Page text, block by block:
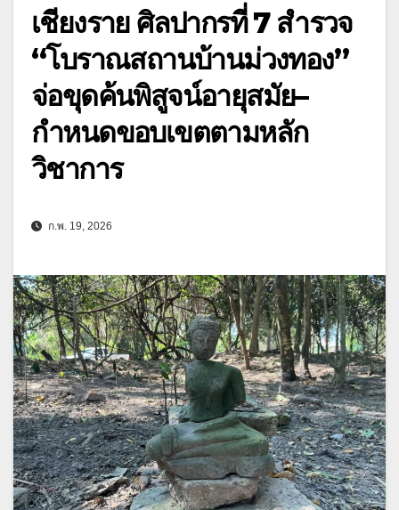
เชียงราย ศิลปากรที่ 7 สำรวจ
“โบราณสถานบ้านม่วงทอง”
จ่อขุดค้นพิสูจน์อายุสมัย–
กำหนดขอบเขตตามหลัก
วิชาการ
ก.พ. 19, 2026